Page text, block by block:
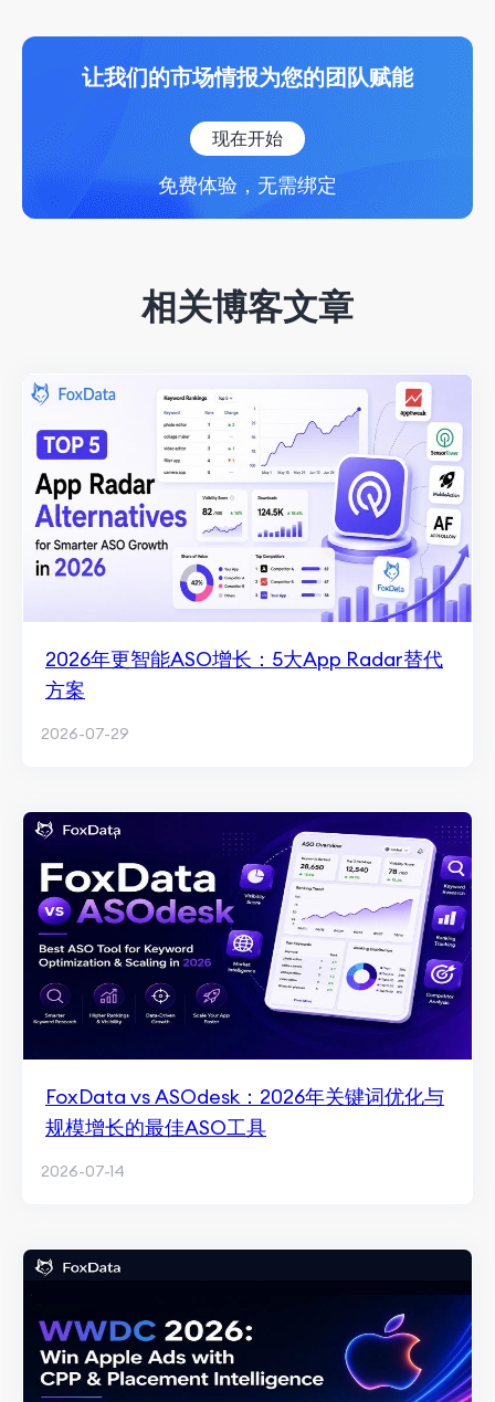
让我们的市场情报为您的团队赋能
现在开始
免费体验，无需绑定
相关博客文章
2026年更智能ASO增长：5大App Radar替代
方案
2026-07-29
FoxData vs ASOdesk：2026年关键词优化与
规模增长的最佳ASO工具
2026-07-14